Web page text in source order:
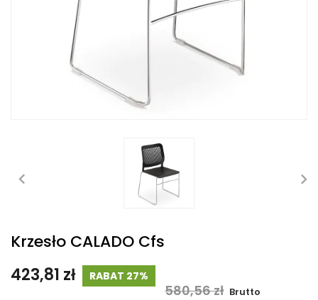
Krzesło CALADO Cfs
423,81 zł
RABAT 27%
580,56 zł Brutto